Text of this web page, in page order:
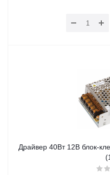
Драйвер 40Вт 12В блок-